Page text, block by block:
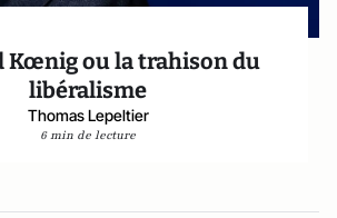
Kœnig ou la trahison du
libéralisme
Thomas Lepeltier
6 min de lecture